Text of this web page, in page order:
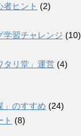
者ヒント (2)
学習チャレンジ (10)
タリ堂」運営 (4)
」のすすめ (24)
ト (8)